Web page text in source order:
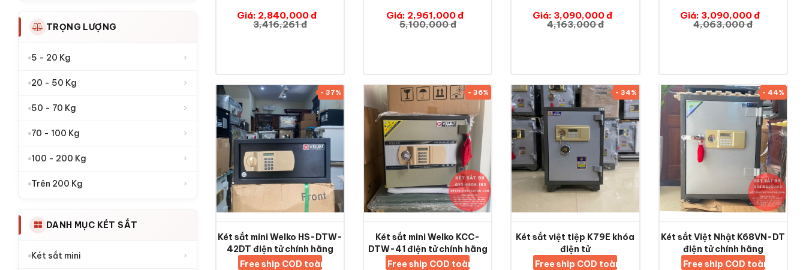
TRỌNG LƯỢNG
5 - 20 Kg ›
20 - 50 Kg ›
50 - 70 Kg ›
70 - 100 Kg ›
100 - 200 Kg ›
Trên 200 Kg ›
DANH MỤC KÉT SẮT
Két sắt mini ›
Giá: 2,840,000 đ
3,416,261 đ
Giá: 2,961,000 đ
5,100,000 đ
Giá: 3,090,000 đ
4,163,000 đ
Giá: 3,090,000 đ
4,063,000 đ
- 37%
Két sắt mini Welko HS-DTW-
42DT điện tử chính hãng
Free ship COD toàn quốc
- 36%
Két sắt mini Welko KCC-
DTW-41 điện tử chính hãng
Free ship COD toàn quốc
- 34%
Két sắt việt tiệp K79E khóa
điện tử
Free ship COD toàn quốc
- 44%
Két sắt Việt Nhật K68VN-DT
điện tử chính hãng
Free ship COD toàn quốc